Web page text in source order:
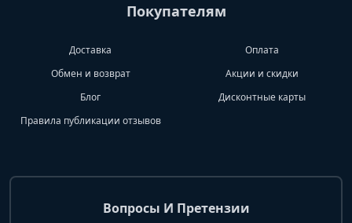
Покупателям
Доставка
Оплата
Обмен и возврат
Акции и скидки
Блог
Дисконтные карты
Правила публикации отзывов
Вопросы И Претензии